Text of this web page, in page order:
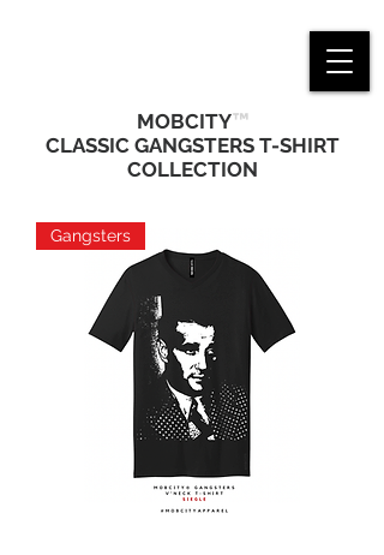
MOBCITY™
CLASSIC GANGSTERS T-SHIRT
COLLECTION
Gangsters